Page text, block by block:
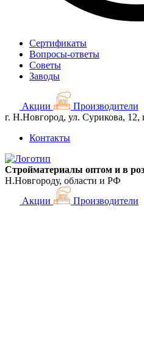
Сертификаты
Вопросы-ответы
Советы
Заводы
Акции
Производители
г. Н.Новгород, ул. Сурикова, 12,
Контакты
Стройматериалы оптом и в
Н.Новгороду, области и РФ
Акции
Производители